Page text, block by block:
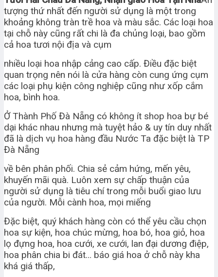
tượng thứ nhất đến người sử dụng là một trong
khoảng không tràn trề hoa và màu sắc. Các loại hoa
tại chỗ này cũng rất chi là đa chủng loại, bao gồm
cả hoa tươi nội địa và cụm
nhiều loại hoa nhập cảng cao cấp. Điều đặc biệt
quan trọng nên nói là cửa hàng còn cung ứng cụm
các loại phụ kiện công nghiệp cũng như xốp cắm
hoa, bình hoa.
Ở Thành Phố Đà Nẵng có không ít shop hoa bự bé
dại khác nhau nhưng mà tuyệt hảo & uy tín duy nhất
đã là dịch vụ hoa hàng đầu Nước Ta đặc biệt là TP
Đà Nẵng
về bên phân phối. Chia sẻ cảm hứng, mến yêu,
khuyến mãi quà. Luôn xem sự chấp thuận của
người sử dụng là tiêu chí trong mỗi buổi giao lưu
của người. Mỗi cành hoa, mọi miếng
Đặc biệt, quý khách hàng còn có thể yêu cầu chọn
hoa sự kiện, hoa chúc mừng, hoa bó, hoa giỏ, hoa
lọ đựng hoa, hoa cưới, xe cưới, lan đại dương điệp,
hoa phân chia bi đát… báo giá hoa ở chỗ này kha
khá giá thấp,